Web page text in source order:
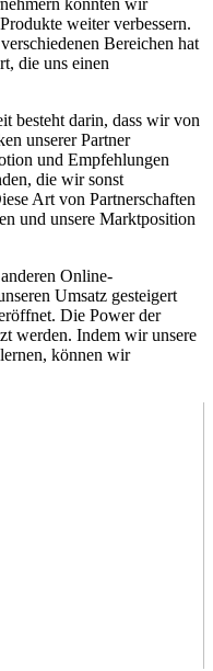
konnten wir
weiter⁣ verbessern.
Bereichen hat
die uns einen
besteht ⁣darin, dass wir von
unserer Partner
und Empfehlungen
⁣die wir sonst
Art von Partnerschaften
‍und unsere⁢ Marktposition⁢
Online-
Umsatz gesteigert
Die Power der‍
werden. Indem wir ​unsere
können​ wir